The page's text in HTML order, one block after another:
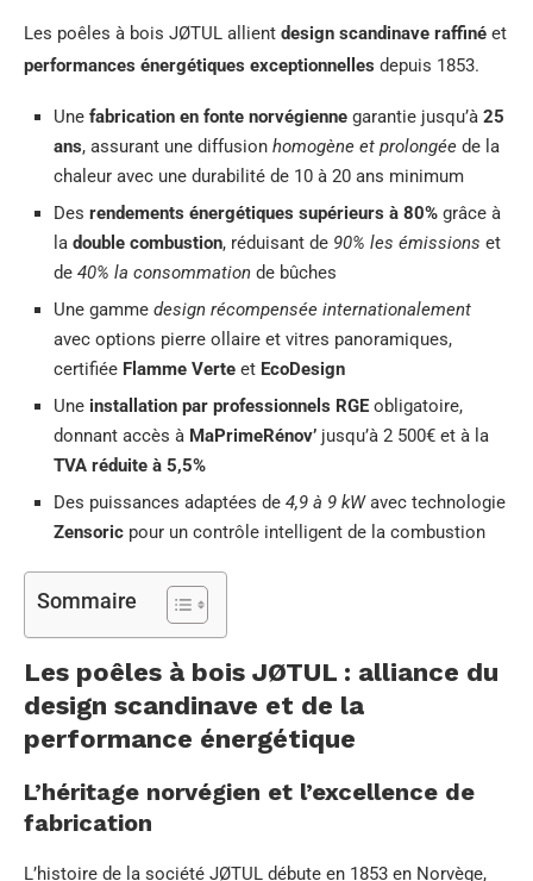
Les poêles à bois JØTUL allient design scandinave raffiné et
performances énergétiques exceptionnelles depuis 1853.
Une fabrication en fonte norvégienne garantie jusqu’à 25
ans, assurant une diffusion homogène et prolongée de la
chaleur avec une durabilité de 10 à 20 ans minimum
Des rendements énergétiques supérieurs à 80% grâce à
la double combustion, réduisant de 90% les émissions et
de 40% la consommation de bûches
Une gamme design récompensée internationalement
avec options pierre ollaire et vitres panoramiques,
certifiée Flamme Verte et EcoDesign
Une installation par professionnels RGE obligatoire,
donnant accès à MaPrimeRénov’ jusqu’à 2 500€ et à la
TVA réduite à 5,5%
Des puissances adaptées de 4,9 à 9 kWavec technologie
Zensoric pour un contrôle intelligent de la combustion
Sommaire
Les poêles à bois JØTUL : alliance du
design scandinave et de la
performance énergétique
L’héritage norvégien et l’excellence de
fabrication
L’histoire de la société JØTUL débute en 1853 en Norvège,